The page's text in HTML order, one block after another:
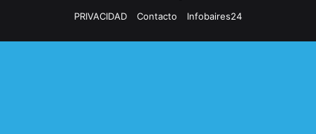
PRIVACIDAD
Contacto Infobaires24